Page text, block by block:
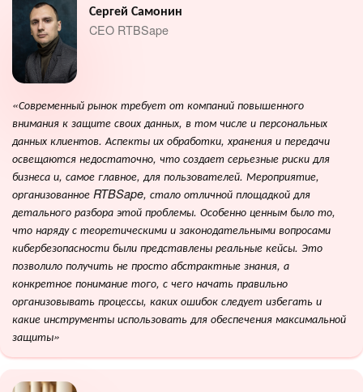
Сергей Самонин
CEO RTBSape
«Современный рынок требует от компаний повышенного
внимания к защите своих данных, в том числе и персональных
данных клиентов. Аспекты их обработки, хранения и передачи
освещаются недостаточно, что создает серьезные риски для
бизнеса и, самое главное, для пользователей. Мероприятие,
организованное RTBSape, стало отличной площадкой для
детального разбора этой проблемы. Особенно ценным было то,
что наряду с теоретическими и законодательными вопросами
кибербезопасности были представлены реальные кейсы. Это
позволило получить не просто абстрактные знания, а
конкретное понимание того, с чего начать правильно
организовывать процессы, каких ошибок следует избегать и
какие инструменты использовать для обеспечения максимальной
защиты»